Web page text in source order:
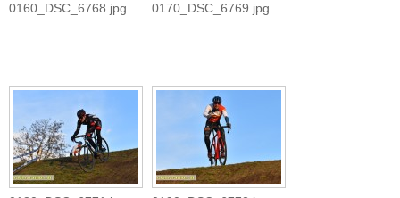
0160_DSC_6768.jpg 0170_DSC_6769.jpg